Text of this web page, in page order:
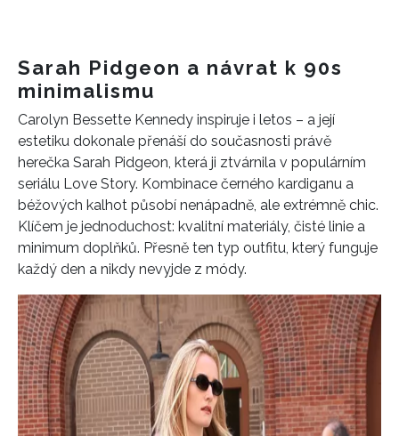
Sarah Pidgeon a návrat k 90s
minimalismu
Carolyn Bessette Kennedy inspiruje i letos – a její
estetiku dokonale přenáší do současnosti právě
herečka Sarah Pidgeon, která ji ztvárnila v populárním
seriálu Love Story. Kombinace černého kardiganu a
béžových kalhot působí nenápadně, ale extrémně chic.
Klíčem je jednoduchost: kvalitní materiály, čisté linie a
minimum doplňků. Přesně ten typ outfitu, který funguje
každý den a nikdy nevyjde z módy.